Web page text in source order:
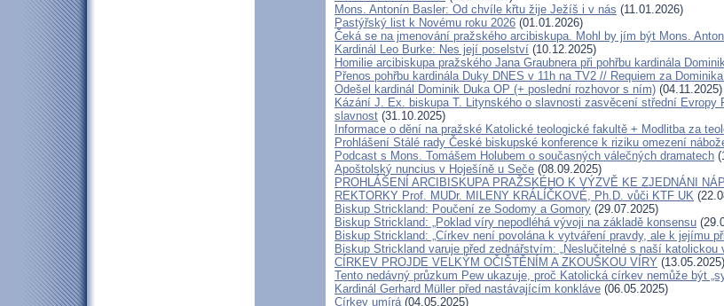
Mons. Antonín Basler: Od chvíle křtu žije Ježíš i v nás (11.01.2026)
Pastýřský list k Novému roku 2026 (01.01.2026)
Čeká se na jmenování pražského arcibiskupa. Mohl by jím být Mons.
Kardinál Leo Burke: Nes její poselství (10.12.2025)
Homilie arcibiskupa pražského Jana Graubnera při pohřbu kardinála
Přenos pohřbu kardinála Duky DNES v 11h na TV2 // Requiem za
Odešel kardinál Dominik Duka OP (+ poslední rozhovor s ním) (04.11.2025)
Kázání J. Ex. biskupa T. Litynského o slavnosti zasvěcení střední Evropy
slavnost (31.10.2025)
Informace o dění na pražské Katolické teologické fakultě + Modlitba za
Prohlášení Stálé rady České biskupské konference k riziku omezení
Podcast s Mons. Tomášem Holubem o současných válečných dramatech
Apoštolský nuncius v Hoješíně u Seče (08.09.2025)
PROHLÁŠENÍ ARCIBISKUPA PRAŽSKÉHO K VÝZVĚ KE ZJEDNÁNI
REKTORKY Prof. MUDr. MILENY KRÁLÍČKOVÉ, Ph.D. vůči KTF UK
Biskup Strickland: Poučení ze Sodomy a Gomory (29.07.2025)
Biskup Strickland: „Poklad víry nepodléhá vývoji na základě konsensu
Biskup Strickland: „Církev není povolána k vytváření pravdy, ale k jejímu
Biskup Strickland varuje před zednářstvím: „Neslučitelné s naší katolickou
CÍRKEV PROJDE VELKÝM OČIŠTĚNÍM A ZKOUŠKOU VÍRY (13.05.2025)
Tento nedávný průzkum Pew ukazuje, proč Katolická církev nemůže být
Kardinál Gerhard Müller před nastávajícím konkláve (06.05.2025)
Církev umírá(04.05.2025)